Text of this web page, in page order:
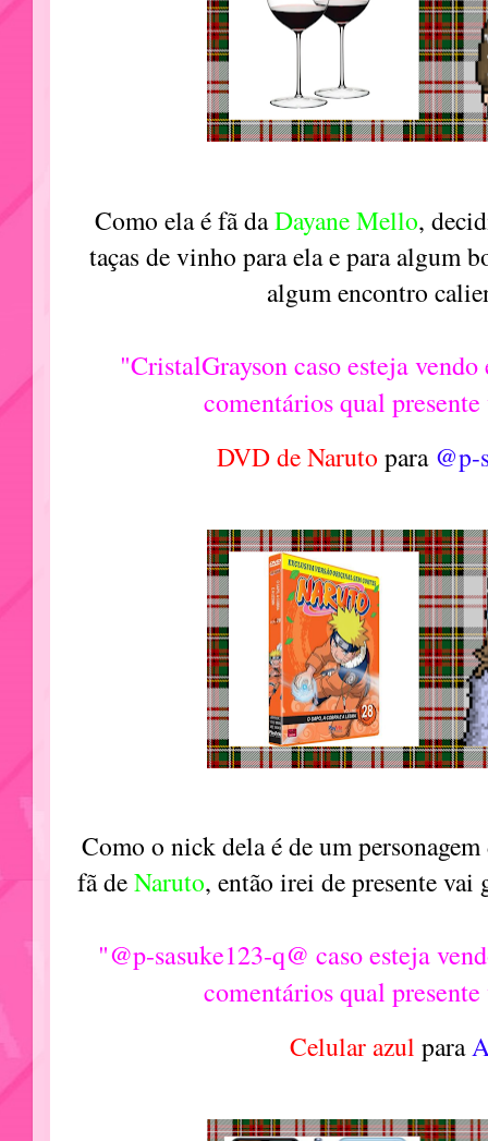
Como ela é fã daDayane Mello,
taças de vinho para ela e para algum
algum encontro
"CristalGrayson caso esteja vendo
comentários qual
DVD de Naruto para @p-
Como o nick dela é de um
fã deNaruto, então irei de presente vai
"@p-sasuke123-q@ caso esteja
comentários qual
Celular azul para